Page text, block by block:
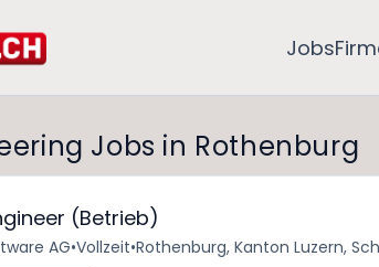
Jobs
Jobs in Rothenburg
(Betrieb)
AG•Vollzeit•Rothenburg, Kanton Luzern,